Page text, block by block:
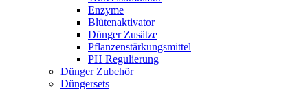
Enzyme
Blütenaktivator
Dünger Zusätze
Pflanzenstärkungsmittel
PH Regulierung
Dünger Zubehör
Düngersets